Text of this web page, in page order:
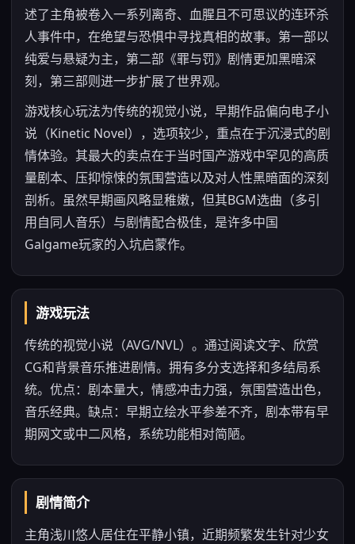
述了主角被卷入一系列离奇、血腥且不可思议的连环杀
人事件中，在绝望与恐惧中寻找真相的故事。第一部以
纯爱与悬疑为主，第二部《罪与罚》剧情更加黑暗深
刻，第三部则进一步扩展了世界观。
游戏核心玩法为传统的视觉小说，早期作品偏向电子小
说（Kinetic Novel），选项较少，重点在于沉浸式的剧
情体验。其最大的卖点在于当时国产游戏中罕见的高质
量剧本、压抑惊悚的氛围营造以及对人性黑暗面的深刻
剖析。虽然早期画风略显稚嫩，但其BGM选曲（多引
用自同人音乐）与剧情配合极佳，是许多中国
Galgame玩家的入坑启蒙作。
游戏玩法
传统的视觉小说（AVG/NVL）。通过阅读文字、欣赏
CG和背景音乐推进剧情。拥有多分支选择和多结局系
统。优点：剧本量大，情感冲击力强，氛围营造出色，
音乐经典。缺点：早期立绘水平参差不齐，剧本带有早
期网文或中二风格，系统功能相对简陋。
剧情简介
主角浅川悠人居住在平静小镇，近期频繁发生针对少女